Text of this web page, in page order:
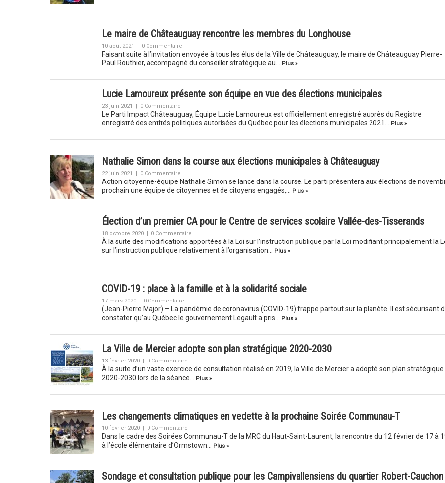
Le maire de Châteauguay rencontre les membres du Longhouse
10 août 2021 | 0 Commentaire
Faisant suite à l’invitation envoyée à tous les élus de la Ville de Châteauguay, le maire de Châteauguay Pierre-
Paul Routhier, accompagné du conseiller stratégique au…
Plus »
Lucie Lamoureux présente son équipe en vue des élections municipales
23 juin 2021 | 0 Commentaire
Le Parti Impact Châteauguay, Équipe Lucie Lamoureux est officiellement enregistré auprès du Registre
enregistré des entités politiques autorisées du Québec pour les élections municipales 2021…
Plus »
Nathalie Simon dans la course aux élections municipales à Châteauguay
22 juin 2021 | 0 Commentaire
Action citoyenne-équipe Nathalie Simon se lance dans la course. Le parti présentera aux élections de
prochain une équipe de citoyennes et de citoyens engagés,…
Plus »
Élection d’un premier CA pour le Centre de services scolaire Vallée-des-Tisserands
18 octobre 2020 | 0 Commentaire
À la suite des modifications apportées à la Loi sur l’instruction publique par la Loi modifiant principalement la
sur l’instruction publique relativement à l’organisation…
Plus »
COVID-19 : place à la famille et à la solidarité sociale
17 mars 2020 | 0 Commentaire
(Jean-Pierre Major) – La pandémie de coronavirus (COVID-19) frappe partout sur la planète. Il est sécurisant
constater qu’au Québec le gouvernement Legault a pris…
Plus »
La Ville de Mercier adopte son plan stratégique 2020-2030
13 février 2020 | 0 Commentaire
À la suite d’un vaste exercice de consultation réalisé en 2019, la Ville de Mercier a adopté son plan stratégique
2020-2030 lors de la séance…
Plus »
Les changements climatiques en vedette à la prochaine Soirée Communau-T
10 février 2020 | 0 Commentaire
Dans le cadre des Soirées Communau-T de la MRC du Haut-Saint-Laurent, la rencontre du 12 février de 17 à
à l’école élémentaire d’Ormstown…
Plus »
Sondage et consultation publique pour les Campivallensiens du quartier Robert-Cauchon